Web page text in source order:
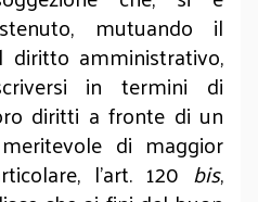
mutuando il
diritto amministrativo,
in termini di
diritti a fronte di un
di maggior
l’art. 120 bis,